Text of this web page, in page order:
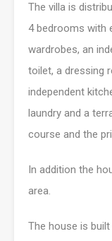
The villa is
4 bedrooms with
wardrobes, an
toilet, a dressing
independent
laundry and a
course and the
In addition the
area.
The house is